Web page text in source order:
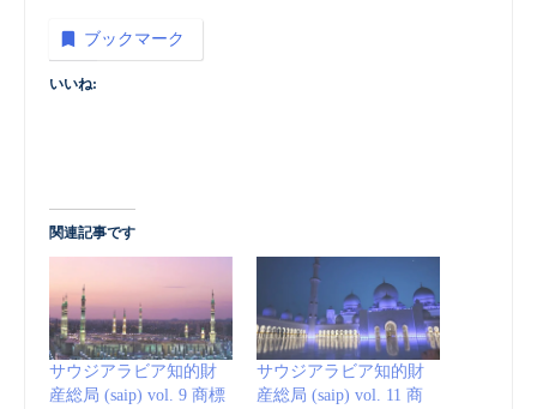
ブックマーク
いいね:
関連記事です
サウジアラビア知的財
産総局 (saip) vol. 9 商標
サウジアラビア知的財
産総局 (saip) vol. 11 商